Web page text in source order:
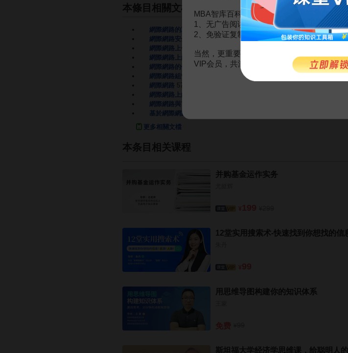
本條目相關文檔
網際網路的重要協議
56頁
網際網路安全協議
36頁
網際網路上信息搜集初探
3頁
網際網路上的藥學信息資源 4頁
網際網路的信息資源評價 4頁
網際網路組管理協議
網際網路 57頁
網際網路上的國外電力信息資源
網際網路與市場信息結構
基於網際網路的企業信息化建設
更多相關文檔
本条目相关课程
并购基金运作实务
12堂实用搜索术-快速找到你想找的信
用思维导图构建你的知识体系
斯坦福大学经济学思维课，给聪明人
MBA智库百科VIP会员（9.9元 / 年， 点击开
1、无广告阅读；
2、免验证复制。
当然，更重要的是长期以来您对百科频道的
VIP会员，共渡难关，共同见证彼此的成长和